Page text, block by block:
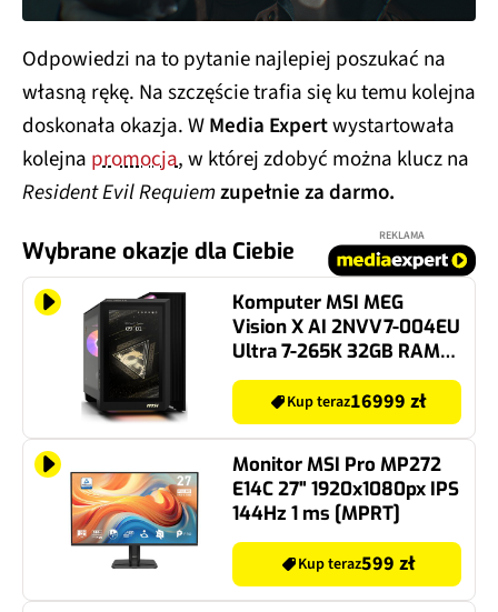
Odpowiedzi na to pytanie najlepiej poszukać na
własną rękę. Na szczęście trafia się ku temu kolejna
doskonała okazja. WMedia Expertwystartowała
kolejna promocja, w której zdobyć można klucz na
Resident Evil Requiemzupełnie za darmo.
Wybrane okazje dla Ciebie
REKLAMA
Komputer MSI MEG
Vision X AI 2NVV7-004EU
Ultra 7-265K 32GB RAM
2TB SSD GeForce
RTX5080 DLSS 4.5 Wi-Fi
Windows 11 Home
Kup teraz16999 zł
Monitor MSI Pro MP272
E14C 27" 1920x1080px IPS
144Hz 1 ms [MPRT]
Kup teraz599 zł